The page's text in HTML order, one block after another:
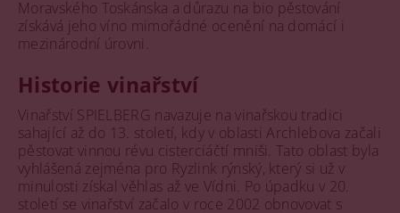
Moravského Toskánska a důrazu na bio pěstování
získává jeho víno mimořádné ocenění na domácí i
mezinárodní úrovni.
Historie vinařství
Vinařství SPIELBERG navazuje na vinařskou tradici
sahající až do 13. století, kdy v oblasti Archlebova začali
pěstovat vinnou révu cisterciáčtí mniši. Tato oblast byla
vyhlášená zejména pro Ryzlink rýnský, který si už v
minulosti získal věhlas až ve Vídni. Po úpadku v 20.
století se vinařství začalo v roce 2002 obnovovat s